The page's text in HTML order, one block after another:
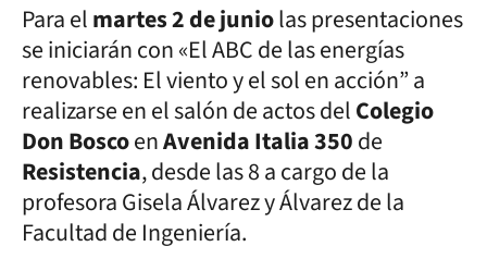
Para elmartes 2 de juniolas presentaciones
se iniciarán con «El ABC de las energías
renovables: El viento y el sol en acción” a
realizarse en el salón de actos delColegio
Don BoscoenAvenida Italia 350de
Resistencia, desde las 8 a cargo de la
profesora Gisela Álvarez y Álvarez de la
Facultad de Ingeniería.